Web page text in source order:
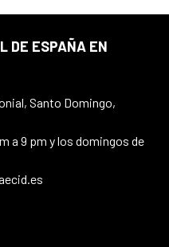
DE ESPAÑA EN
Santo Domingo,
a 9 pm y los domingos de